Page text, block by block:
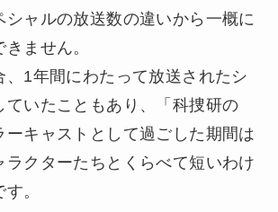
シャルの放送数の違いから一概に
ません。
、1年間にわたって放送されたシ
ていたこともあり、「科捜研の
ーキャストとして過ごした期間は
ラクターたちとくらべて短いわけ
。